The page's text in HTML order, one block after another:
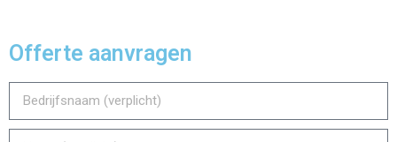
Offerte aanvragen